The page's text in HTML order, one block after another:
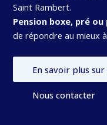
Saint Rambert.
Pension boxe, pré
de répondre au mieux
En savoir plus
Nous contacter